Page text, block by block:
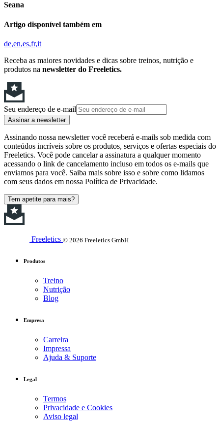
Seana
Artigo disponível também em
de en es fr it
Receba as maiores novidades e dicas sobre treinos, nutrição e
produtos na newsletter do Freeletics.
Seu endereço de e-mail
Assinar a newsletter
Assinando nossa newsletter você receberá e-mails sob medida com
conteúdos incríveis sobre os produtos, serviços e ofertas especiais do
Freeletics. Você pode cancelar a assinatura a qualquer momento
acessando o link de cancelamento incluso em todos os e-mails que
enviamos para você. Saiba mais sobre isso e sobre como lidamos
com seus dados em nossa Política de Privacidade.
Tem apetite para mais?
Freeletics © 2026 Freeletics GmbH
Produtos
Treino
Nutrição
Blog
Empresa
Carreira
Impressa
Ajuda & Suporte
Legal
Termos
Privacidade e Cookies
Aviso legal